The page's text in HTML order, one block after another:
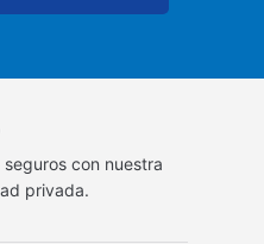
con nuestra
privada.